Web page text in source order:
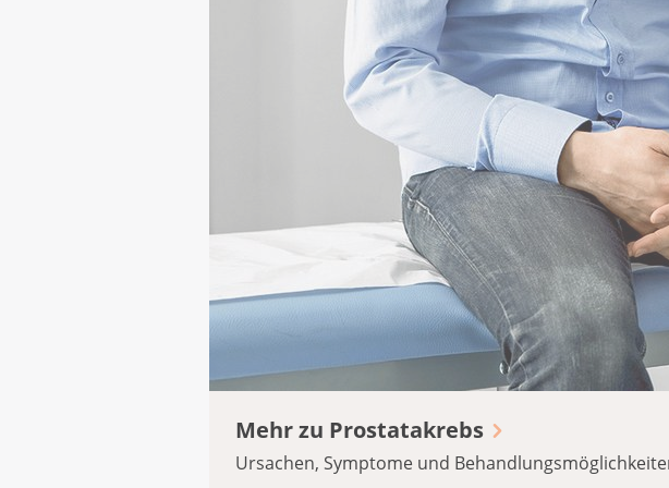
Mehr zu Prostatakrebs
Ursachen, Symptome und